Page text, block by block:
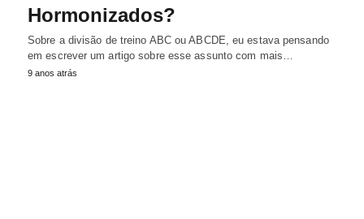
Hormonizados?
Sobre a divisão de treino ABC ou ABCDE, eu estava pensando
em escrever um artigo sobre esse assunto com mais…
9 anos atrás